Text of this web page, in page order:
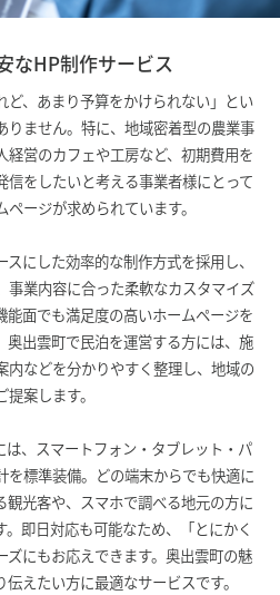
なHP制作サービス
ど、あまり予算をかけられない」とい
りません。特に、地域密着型の農業事
経営のカフェや工房など、初期費用を
をしたいと考える事業者様にとって
ージが求められています。
にした効率的な制作方式を採用し、
事業内容に合った柔軟なカスタマイズ
能面でも満足度の高いホームページを
奥出雲町で民泊を運営する方には、施
内などを分かりやすく整理し、地域の
案します。
は、スマートフォン・タブレット・パ
を標準装備。どの端末からでも快適に
観光客や、スマホで調べる地元の方に
即日対応も可能なため、「とにかく
にもお応えできます。奥出雲町の魅
えたい方に最適なサービスです。